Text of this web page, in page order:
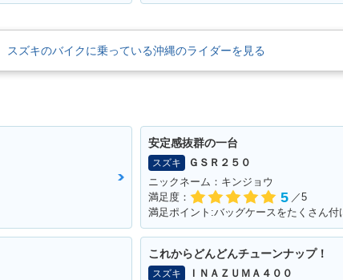
スズキのバイクに乗っている沖縄のライダーを見る
安定感抜群の一台
スズキ
ＧＳＲ２５０
ニックネーム：キンジョウ
満足度：
5 ／5
満足ポイント:バッグケースをたくさん付
これからどんどんチューンナップ！
スズキ
ＩＮＡＺＵＭＡ４００